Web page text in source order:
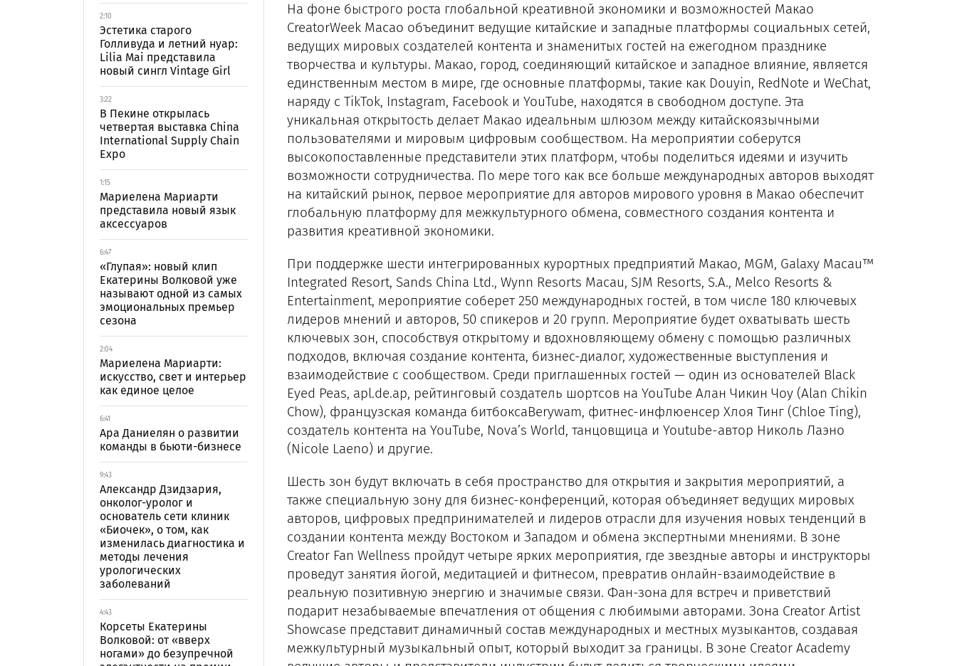
2:10
Эстетика старого
Голливуда и летний нуар:
Lilia Mai представила
новый сингл Vintage Girl
3:22
В Пекине открылась
четвертая выставка China
International Supply Chain
Expo
1:15
Мариелена Мариарти
представила новый язык
аксессуаров
6:47
«Глупая»: новый клип
Екатерины Волковой уже
называют одной из самых
эмоциональных премьер
сезона
2:04
Мариелена Мариарти:
искусство, свет и интерьер
как единое целое
6:41
Ара Даниелян о развитии
команды в бьюти-бизнесе
9:43
Александр Дзидзария,
онколог-уролог и
основатель сети клиник
«Биочек», о том, как
изменилась диагностика и
методы лечения
урологических
заболеваний
4:43
Корсеты Екатерины
Волковой: от «вверх
ногами» до безупречной
На фоне быстрого роста глобальной креативной экономики и возможностей Макао
CreatorWeek Macao объединит ведущие китайские и западные платформы социальных сетей,
ведущих мировых создателей контента и знаменитых гостей на ежегодном празднике
творчества и культуры. Макао, город, соединяющий китайское и западное влияние, является
единственным местом в мире, где основные платформы, такие как Douyin, RedNote и WeChat,
наряду с TikTok, Instagram, Facebook и YouTube, находятся в свободном доступе. Эта
уникальная открытость делает Макао идеальным шлюзом между китайскоязычными
пользователями и мировым цифровым сообществом. На мероприятии соберутся
высокопоставленные представители этих платформ, чтобы поделиться идеями и изучить
возможности сотрудничества. По мере того как все больше международных авторов выходят
на китайский рынок, первое мероприятие для авторов мирового уровня в Макао обеспечит
глобальную платформу для межкультурного обмена, совместного создания контента и
развития креативной экономики.
При поддержке шести интегрированных курортных предприятий Макао, MGM, Galaxy Macau™
Integrated Resort, Sands China Ltd., Wynn Resorts Macau, SJM Resorts, S.A., Melco Resorts &
Entertainment, мероприятие соберет 250 международных гостей, в том числе 180 ключевых
лидеров мнений и авторов, 50 спикеров и 20 групп. Мероприятие будет охватывать шесть
ключевых зон, способствуя открытому и вдохновляющему обмену с помощью различных
подходов, включая создание контента, бизнес-диалог, художественные выступления и
взаимодействие с сообществом. Среди приглашенных гостей — один из основателей Black
Eyed Peas, apl.de.ap, рейтинговый создатель шортсов на YouTube Алан Чикин Чоу (Alan Chikin
Chow), французская команда битбоксаBerywam, фитнес-инфлюенсер Хлоя Тинг (Chloe Ting),
создатель контента на YouTube, Nova’s World, танцовщица и Youtube-автор Николь Лаэно
(Nicole Laeno) и другие.
Шесть зон будут включать в себя пространство для открытия и закрытия мероприятий, а
также специальную зону для бизнес-конференций, которая объединяет ведущих мировых
авторов, цифровых предпринимателей и лидеров отрасли для изучения новых тенденций в
создании контента между Востоком и Западом и обмена экспертными мнениями. В зоне
Creator Fan Wellness пройдут четыре ярких мероприятия, где звездные авторы и инструкторы
проведут занятия йогой, медитацией и фитнесом, превратив онлайн-взаимодействие в
реальную позитивную энергию и значимые связи. Фан-зона для встреч и приветствий
подарит незабываемые впечатления от общения с любимыми авторами. Зона Creator Artist
Showcase представит динамичный состав международных и местных музыкантов, создавая
межкультурный музыкальный опыт, который выходит за границы. В зоне Creator Academy